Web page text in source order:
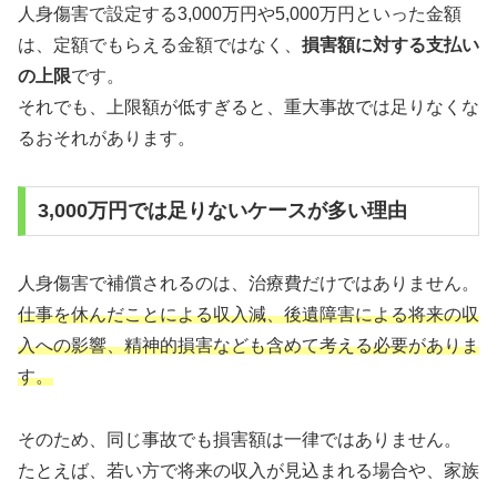
人身傷害で設定する3,000万円や5,000万円といった金額
は、定額でもらえる金額ではなく、 損害額に対する支払い
の上限です。
それでも、上限額が低すぎると、重大事故では足りなくな
るおそれがあります。
3,000万円では足りないケースが多い理由
人身傷害で補償されるのは、治療費だけではありません。
仕事を休んだことによる収入減、後遺障害による将来の収
入への影響、精神的損害なども含めて考える必要がありま
す。
そのため、同じ事故でも損害額は一律ではありません。
たとえば、若い方で将来の収入が見込まれる場合や、家族